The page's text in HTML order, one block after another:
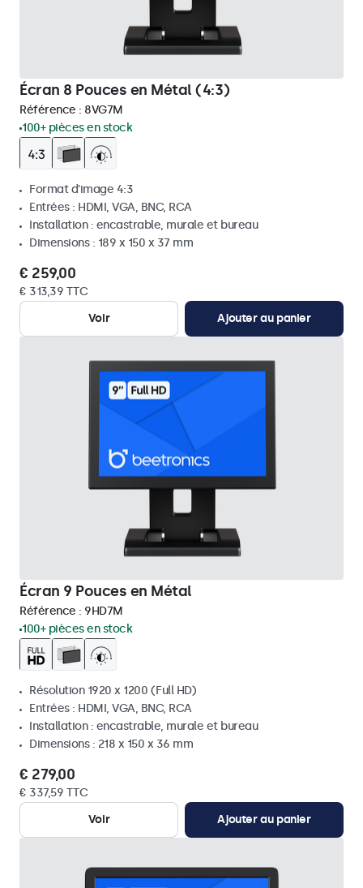
Écran 8 Pouces en Métal (4:3)
Référence : 8VG7M
100+ pièces en stock
Format d'image 4:3
Entrées : HDMI, VGA, BNC, RCA
Installation : encastrable, murale et bureau
Dimensions : 189 x 150 x 37 mm
€ 259,00
€ 313,39 TTC
Voir
Ajouter au panier
Écran 9 Pouces en Métal
Référence : 9HD7M
100+ pièces en stock
Résolution 1920 x 1200 (Full HD)
Entrées : HDMI, VGA, BNC, RCA
Installation : encastrable, murale et bureau
Dimensions : 218 x 150 x 36 mm
€ 279,00
€ 337,59 TTC
Voir
Ajouter au panier